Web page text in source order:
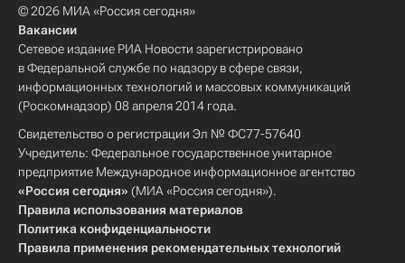
© 2026 МИА «Россия сегодня»
Вакансии
Сетевое издание РИА Новости зарегистрировано
в Федеральной службе по надзору в сфере связи,
информационных технологий и массовых коммуникаций
(Роскомнадзор) 08 апреля 2014 года.
Свидетельство о регистрации Эл № ФС77-57640
Учредитель: Федеральное государственное унитарное
предприятие Международное информационное агентство
«Россия сегодня» (МИА «Россия сегодня»).
Правила использования материалов
Политика конфиденциальности
Правила применения рекомендательных технологий